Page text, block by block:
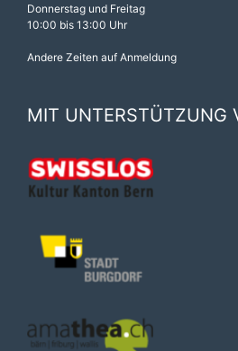
Donnerstag und Freitag
10:00 bis 13:00 Uhr
Andere Zeiten auf Anmeldung
MIT UNTERSTÜTZUNG